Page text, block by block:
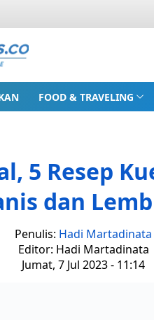
FOOD & TRAVELING
5 Resep
dan
Penulis: Hadi Martadinata
Editor: Hadi Martadinata
Jumat, 7 Jul 2023 - 11:14